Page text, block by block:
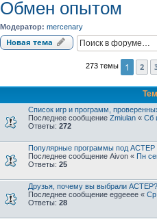
Обмен опытом
Модератор: mercenary
Новая тема
273 темы 1 2
Список игр и программ,
Последнее сообщение Zmiulan « Сб
Ответы: 272
Популярные программы под АСТЕР
Последнее сообщение Aivon « Пн
Ответы: 25
Друзья, почему вы выбрали
Последнее сообщение eggeeee « Ср
Ответы: 28